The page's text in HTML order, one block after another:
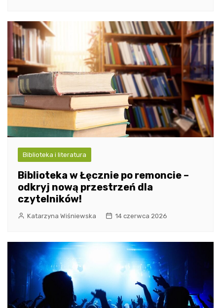
Biblioteka i literatura
Biblioteka w Łęcznie po remoncie –
odkryj nową przestrzeń dla
czytelników!
Katarzyna Wiśniewska 14 czerwca 2026